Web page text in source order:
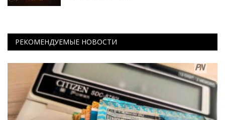
РЕКОМЕНДУЕМЫЕ НОВОСТИ